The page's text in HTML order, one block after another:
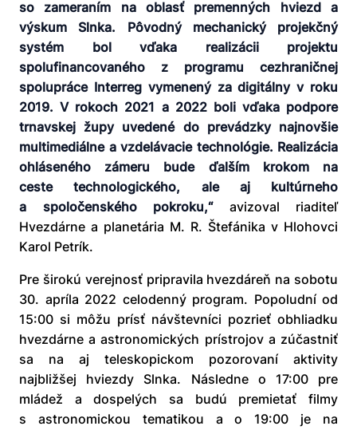
so zameraním na oblasť premenných hviezd a
výskum Slnka. Pôvodný mechanický projekčný
systém bol vďaka realizácii projektu
spolufinancovaného z programu cezhraničnej
spolupráce Interreg vymenený za digitálny v roku
2019. V rokoch 2021 a 2022 boli vďaka podpore
trnavskej župy uvedené do prevádzky najnovšie
multimediálne a vzdelávacie technológie. Realizácia
ohláseného zámeru bude ďalším krokom na
ceste technologického, ale aj kultúrneho
a spoločenského pokroku,“avizoval riaditeľ
Hvezdárne a planetária M. R. Štefánika v Hlohovci
Karol Petrík.
Pre širokú verejnosť pripravila hvezdáreň na sobotu
30. apríla 2022 celodenný program. Popoludní od
15:00 si môžu prísť návštevníci pozrieť obhliadku
hvezdárne a astronomických prístrojov a zúčastniť
sa na aj teleskopickom pozorovaní aktivity
najbližšej hviezdy Slnka. Následne o 17:00 pre
mládež a dospelých sa budú premietať filmy
s astronomickou tematikou a o 19:00 je na